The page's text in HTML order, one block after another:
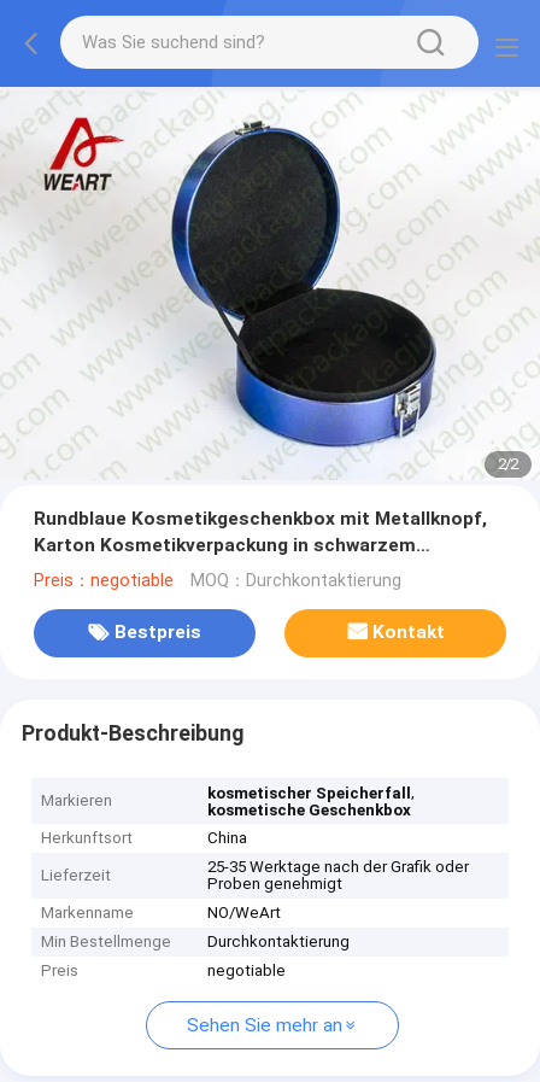
1/2
Rundblaue Kosmetikgeschenkbox mit Metallknopf,
Karton Kosmetikverpackung in schwarzem
Samtmaterial
Preis：negotiable MOQ：Durchkontaktierung
Bestpreis Kontakt
Produkt-Beschreibung
Markieren kosmetischer Speicherfall,
kosmetische Geschenkbox
Herkunftsort
China
Lieferzeit
25-35 Werktage nach der Grafik oder
Proben genehmigt
Markenname
NO/WeArt
Min Bestellmenge
Durchkontaktierung
Preis
negotiable
Sehen Sie mehr an